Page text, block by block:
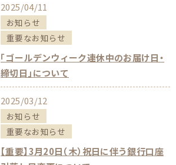
2025/04/11
お知らせ
重要なお知らせ
「ゴールデンウィーク連休中のお届け日・
締切日」について
2025/03/12
お知らせ
重要なお知らせ
【重要】3月20日（木）祝日に伴う銀行口座